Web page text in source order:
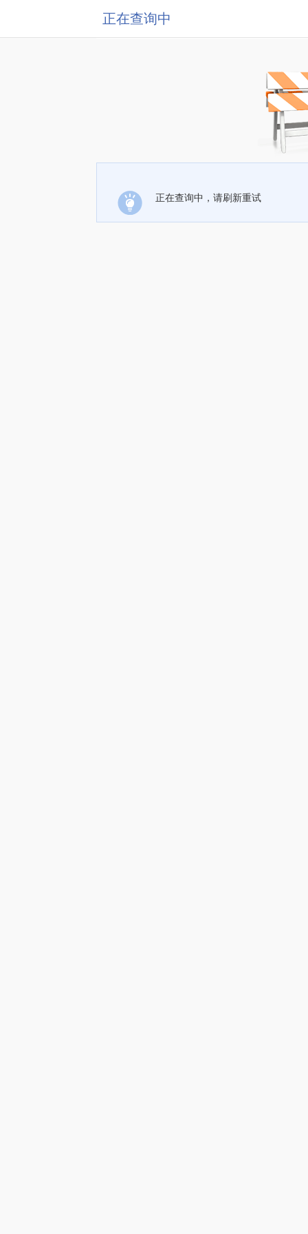
正在查询中
正在查询中，请刷新重试